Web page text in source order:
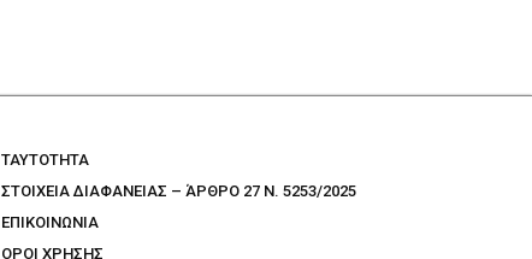
TAYTOTHTA
ΣΤΟΙΧΕΙΑ ΔΙΑΦΑΝΕΙΑΣ – ΆΡΘΡΟ 27 Ν. 5253/2025
ΕΠΙΚΟΙΝΩΝΙΑ
ΟΡΟΙ ΧΡΗΣΗΣ